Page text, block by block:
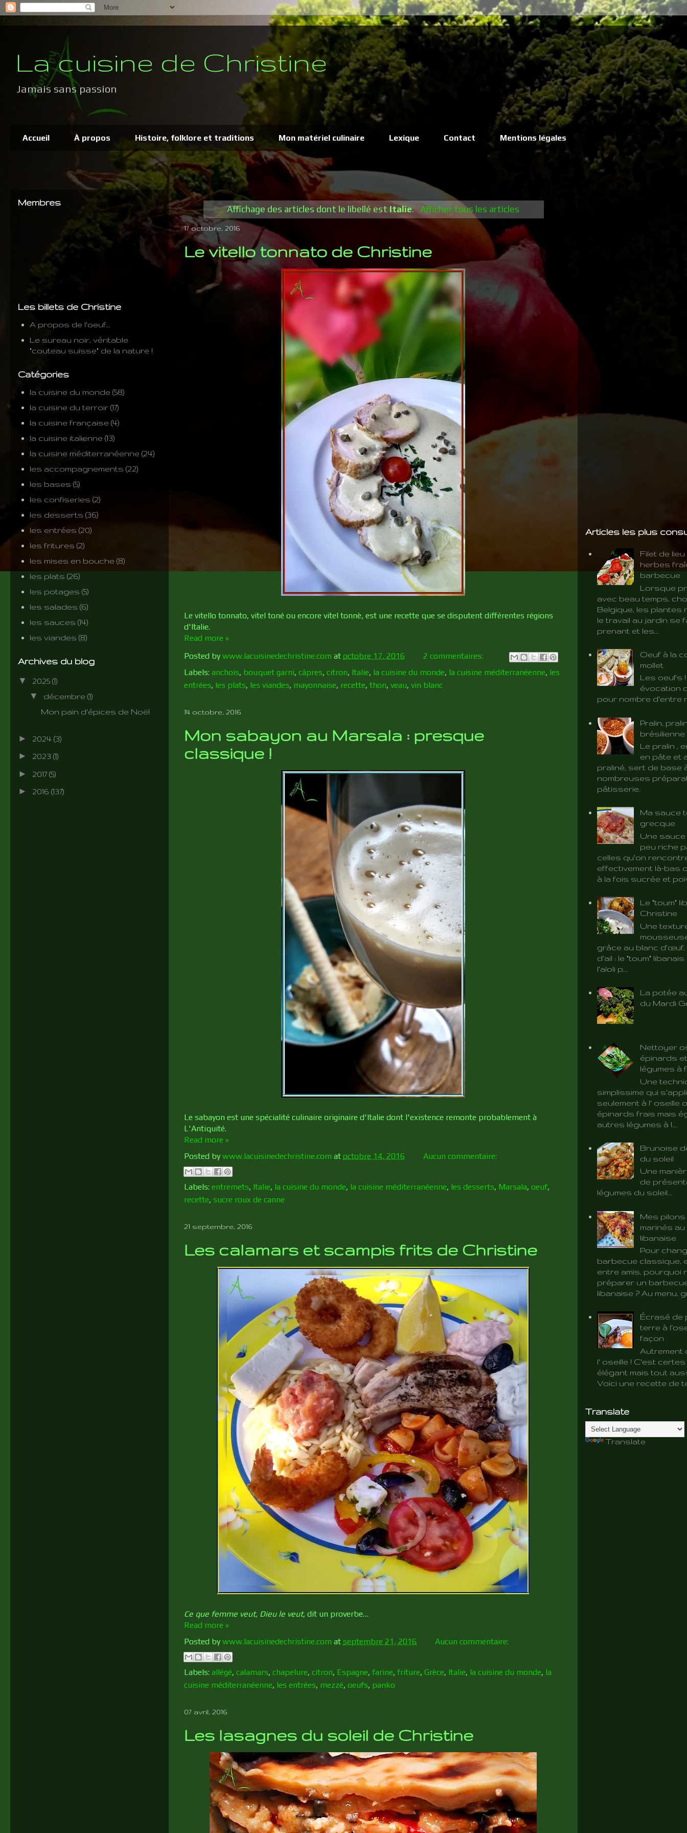
La cuisine de Christine
Jamais sans passion
Accueil À propos Histoire, folklore et traditions Mon matériel culinaire Lexique Contact Mentions légales
Affichage des articles dont le libellé est Italie. Afficher tous les articles
17 octobre, 2016
Le vitello tonnato de Christine
Le vitello tonnato, vitel toné ou encore vitel tonnè, est une recette que se disputent différentes régions
d'Italie.
Read more »
Posted by www.lacuisinedechristine.com at octobre 17, 2016
2 commentaires:
Labels: anchois, bouquet garni, câpres, citron, Italie, la cuisine du monde, la cuisine méditerranéenne, les
entrées, les plats, les viandes, mayonnaise, recette, thon, veau, vin blanc
14 octobre, 2016
Mon sabayon au Marsala : presque
classique !
Le sabayon est une spécialité culinaire originaire d'Italie dont l'existence remonte probablement à
L'Antiquité.
Read more »
Posted by www.lacuisinedechristine.com at octobre 14, 2016 Aucun commentaire:
Labels: entremets, Italie, la cuisine du monde, la cuisine méditerranéenne, les desserts, Marsala, oeuf,
recette, sucre roux de canne
21 septembre, 2016
Les calamars et scampis frits de Christine
Ce que femme veut, Dieu le veut, dit un proverbe…
Read more »
Posted by www.lacuisinedechristine.com at septembre 21, 2016 Aucun commentaire:
Labels: allégé, calamars, chapelure, citron, Espagne, farine, friture, Grèce, Italie, la cuisine du monde, la
cuisine méditerranéenne, les entrées, mezzé, oeufs, panko
07 avril, 2016
Les lasagnes du soleil de Christine
Membres
Les billets de Christine
A propos de l'oeuf...
Le sureau noir, véritable
"couteau suisse" de la nature !
Catégories
la cuisine du monde (58)
la cuisine du terroir (17)
la cuisine française (4)
la cuisine italienne (13)
la cuisine méditerranéenne (24)
les accompagnements (22)
les bases (5)
les confiseries (2)
les desserts (36)
les entrées (20)
les fritures (2)
les mises en bouche (8)
les plats (26)
les potages (5)
les salades (6)
les sauces (14)
les viandes (8)
Archives du blog
▼ 2025 (1)
▼ décembre (1)
Mon pain d'épices de Noël
► 2024 (3)
► 2023 (1)
► 2017 (5)
► 2016 (137)
Articles les plus
Filet de
herbes
barbecue
Lorsque
avec beau temps,
Belgique, les plantes
le travail au jardin se
prenant et les...
Oeuf à la
mollet
Les oeufs
évocation
pour nombre d'entre
Pralin,
brésilienne
Le pralin ,
en pâte et
praliné, sert de base
nombreuses
pâtisserie.
Ma sauce
grecque
Une sauce
peu riche
celles qu'on
effectivement là-bas
à la fois sucrée et
Le "toum"
Christine
Une
grâce au blanc
d'ail : le "toum"
l'aïoli p...
La potée
du Mardi
Nettoyer
épinards
légumes à
Une
simplissime qui
seulement à l' oseille
épinards frais mais
autres légumes à l...
Brunoise
du soleil
Une
de
légumes du soleil…
Mes
marinés
libanaise
Pour
barbecue classique,
entre amis, pourquoi
préparer un
libanaise ? Au menu,
Écrasé de
terre à
façon
Autrement
l' oseille ! C'est certes
élégant mais tout
Voici une recette de
Translate
Translate